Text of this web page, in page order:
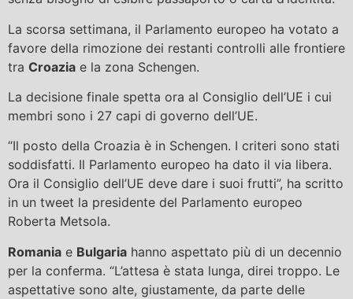
La scorsa settimana, il Parlamento europeo ha votato a
favore della rimozione dei restanti controlli alle frontiere
tra Croazia e la zona Schengen.
La decisione finale spetta ora al Consiglio dell’UE i cui
membri sono i 27 capi di governo dell’UE.
“Il posto della Croazia è in Schengen. I criteri sono stati
soddisfatti. Il Parlamento europeo ha dato il via libera.
Ora il Consiglio dell’UE deve dare i suoi frutti”, ha scritto
in un tweet la presidente del Parlamento europeo
Roberta Metsola.
Romania e Bulgaria hanno aspettato più di un decennio
per la conferma. “L’attesa è stata lunga, direi troppo. Le
aspettative sono alte, giustamente, da parte delle